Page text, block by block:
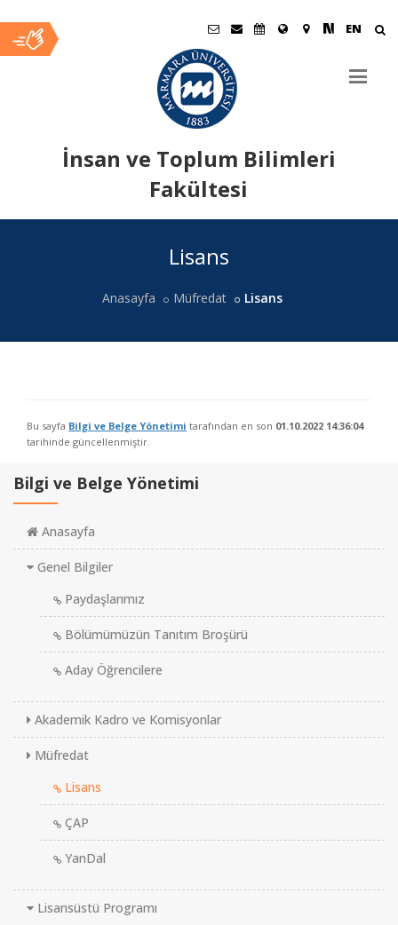
EN
İnsan ve Toplum Bilimleri
Fakültesi
Lisans
Anasayfa Müfredat Lisans
Bu sayfa Bilgi ve Belge Yönetimi tarafından en son 01.10.2022 14:36:04
tarihinde güncellenmiştir.
Bilgi ve Belge Yönetimi
Anasayfa
Genel Bilgiler
Paydaşlarımız
Bölümümüzün Tanıtım Broşürü
Aday Öğrencilere
Akademik Kadro ve Komisyonlar
Müfredat
Lisans
ÇAP
YanDal
Lisansüstü Programı